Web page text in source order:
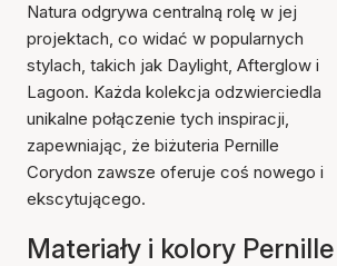
Natura odgrywa centralną rolę w jej
projektach, co widać w popularnych
stylach, takich jak Daylight, Afterglow i
Lagoon. Każda kolekcja odzwierciedla
unikalne połączenie tych inspiracji,
zapewniając, że biżuteria Pernille
Corydon zawsze oferuje coś nowego i
ekscytującego.
Materiały i kolory Pernille